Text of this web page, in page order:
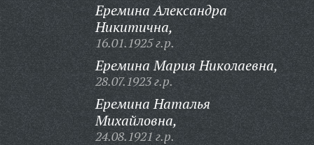
Еремина Александра
Никитична,
16.01.1925 г.р.
Еремина Мария Николаевна,
28.07.1923 г.р.
Еремина Наталья
Михайловна,
24.08.1921 г.р.